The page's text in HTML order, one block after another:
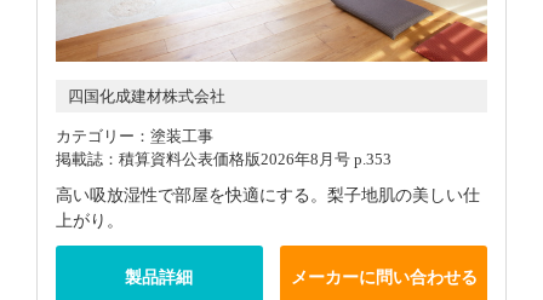
四国化成建材株式会社
カテゴリー：塗装工事
掲載誌：積算資料公表価格版2026年8月号 p.353
高い吸放湿性で部屋を快適にする。梨子地肌の美しい仕
上がり。
製品詳細 メーカーに問い合わせる